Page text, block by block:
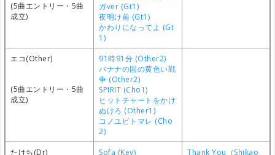
(5曲エントリー・5曲
成立)
ガver (Gt1)
夜明け前 (Gt1)
かわりになってよ (Gt
1)
エコ(Other)
(5曲エントリー・5曲
成立)
91時91分 (Other2)
バナナの国の黄色い戦
争 (Other2)
SPIRIT (Cho1)
ヒットチャートをかけ
ぬけろ (Other1)
コノユビトマレ (Cho
2)
たけち(Dr)
Sofa (Key) Thank You（Shikao